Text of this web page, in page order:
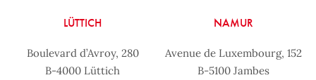
LÜTTICH
Boulevard d’Avroy, 280
B-4000 Lüttich
NAMUR
Avenue de Luxembourg, 152
B-5100 Jambes